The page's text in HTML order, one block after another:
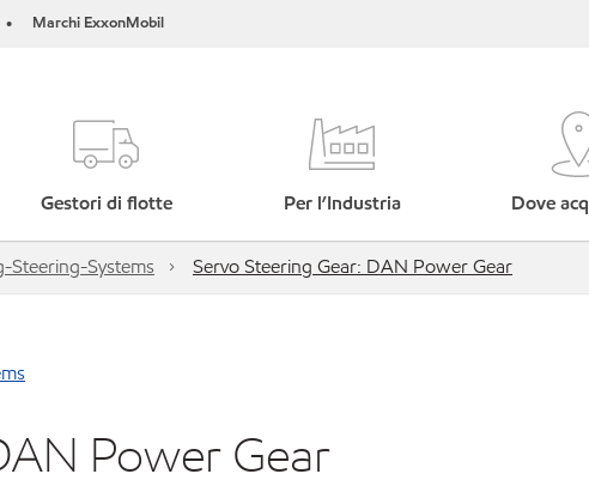
• Marchi ExxonMobil
Gestori di flotte Per l’Industria Dove
Systems Servo Steering Gear: DAN Power Gear
Power Gear